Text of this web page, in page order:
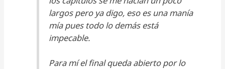
largos pero ya digo, eso es una manía
mía pues todo lo demás está
impecable.
Para mí el final queda abierto por lo